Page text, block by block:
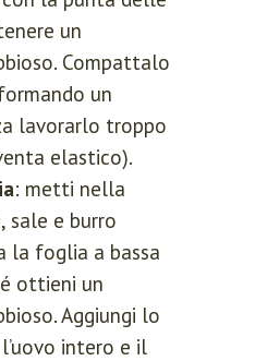
un
Compattalo
un
lavorarlo troppo
elastico).
: metti nella
sale e burro
la foglia a bassa
ottieni un
Aggiungi lo
intero e il